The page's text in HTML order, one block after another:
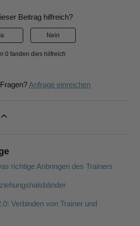
Beitrag hilfreich?
Nein
0 fanden dies hilfreich
Anfrage einreichen
richtige Anbringen des Trainers
Verbinden von Trainer und